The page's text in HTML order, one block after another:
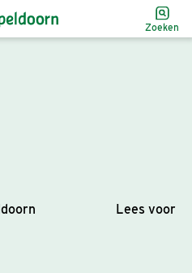
Zoeken
Lees voor